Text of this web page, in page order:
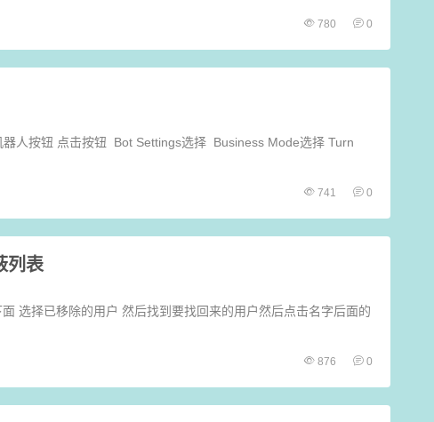
780 0
人按钮 点击按钮 Bot Settings选择 Business Mode选择 Turn
741 0
列表
选择已移除的用户 然后找到要找回来的用户然后点击名字后面的
876 0